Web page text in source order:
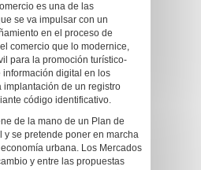
es una de las
se va impulsar con un
en el proceso de
comercio que lo modernice,
para la promoción turístico-
información digital en los
implantación de un registro
código identificativo.
de la mano de un Plan de
y se pretende poner en marcha
urbana. Los Mercados
y entre las propuestas